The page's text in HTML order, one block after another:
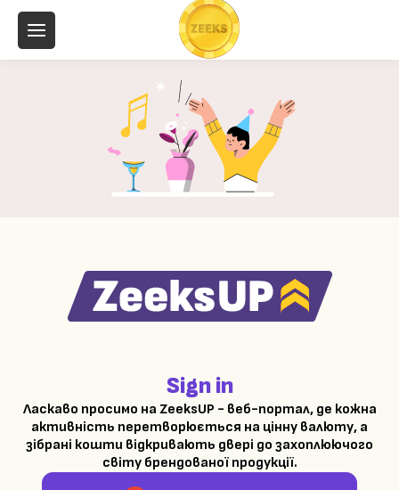
Sign in
Ласкаво просимо на ZeeksUP - веб-портал, де кожна
активність перетворюється на цінну валюту, а
зібрані кошти відкривають двері до захоплюючого
світу брендованої продукції.